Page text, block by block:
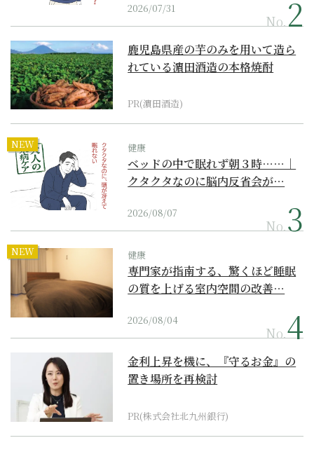
2026/07/31
No.
鹿児島県産の芋のみを用いて造ら
れている濵田酒造の本格焼酎
PR(濵田酒造)
NEW 健康
ベッドの中で眠れず朝３時……｜
クタクタなのに脳内反省会が…
2026/08/07
No.
NEW 健康
専門家が指南する、驚くほど睡眠
の質を上げる室内空間の改善…
2026/08/04
No.
金利上昇を機に、『守るお金』の
置き場所を再検討
PR(株式会社北九州銀行)